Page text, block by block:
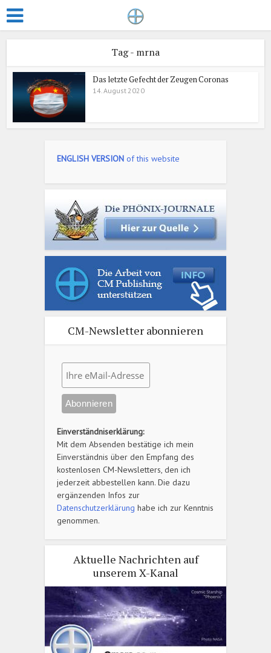
Tag - mrna
Das letzte Gefecht der Zeugen Coronas
14. August 2020
ENGLISH VERSION of this website
CM-Newsletter abonnieren
Einverständniserklärung:
Mit dem Absenden bestätige ich mein
Einverständnis über den Empfang des
kostenlosen CM-Newsletters, den ich
jederzeit abbestellen kann. Die dazu
ergänzenden Infos zur
Datenschutzerklärung habe ich zur Kenntnis
genommen.
Aktuelle Nachrichten auf
unserem X-Kanal